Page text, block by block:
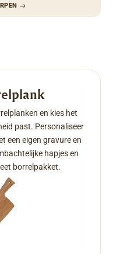
→
en kies het
past. Personaliseer
een eigen gravure en
hapjes en
borrelpakket.